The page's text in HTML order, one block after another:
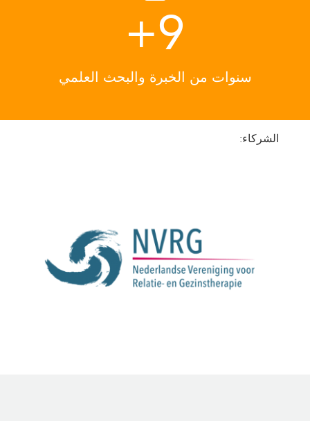
9
+
سنوات من الخبرة والبحث العلمي
الشركاء: